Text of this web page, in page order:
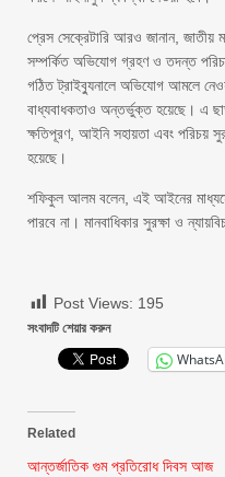
প্রেস সেক্রেটারি আরও জানান, জাতীয়
সম্পর্কিত অভিযোগ গ্রহণ ও তদন্ত
গঠিত ট্রাইব্যুনালে অভিযোগ আমলে
বাধ্যবাধকতাও অন্তর্ভুক্ত হয়েছে। এ
ক্ষতিপূরণ, আইনি সহায়তা এবং পরিচয়
হয়েছে।
শফিকুল আলম বলেন, এই আইনের
পারবে না। মানবাধিকার সুরক্ষা ও
Post Views: 195
সংবাদটি শেয়ার করুন
Related
আন্তর্জাতিক গুম প্রতিরোধ দিবস আজ